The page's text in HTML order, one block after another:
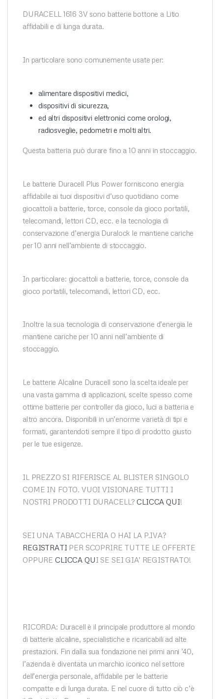
DURACELL 1616 3V sono batterie bottone a Litio
affidabili e di lunga durata.
In particolare sono comunemente usate per:
alimentare dispositivi medici,
dispositivi di sicurezza,
ed altri dispositivi elettronici come orologi,
radiosveglie, pedometri e molti altri.
Questa batteria può durare fino a 10 anni in stoccaggio.
Le batterie Duracell Plus Power forniscono energia
affidabile ai tuoi dispositivi d’uso quotidiano come
giocattoli a batterie, torce, console da gioco portatili,
telecomandi, lettori CD, ecc. e la tecnologia di
conservazione d’energia Duralock le mantiene cariche
per 10 anni nell’ambiente di stoccaggio.
In particolare: giocattoli a batterie, torce, console da
gioco portatili, telecomandi, lettori CD, ecc.
Inoltre la sua tecnologia di conservazione d’energia le
mantiene cariche per 10 anni nell’ambiente di
stoccaggio.
Le batterie Alcaline Duracell sono la scelta ideale per
una vasta gamma di applicazioni, scelte spesso come
ottime batterie per controller da gioco, luci a batteria e
altro ancora. Disponibili in un’enorme varietà di tipi e
formati, garantendoti sempre il tipo di prodotto giusto
per le tue esigenze.
IL PREZZO SI RIFERISCE AL BLISTER SINGOLO
COME IN FOTO. VUOI VISIONARE TUTTI I
NOSTRI PRODOTTI DURACELL?CLICCA QUI!
SEI UNA TABACCHERIA O HAI LA P.IVA?
REGISTRATI PER SCOPRIRE TUTTE LE OFFERTE
OPPURE CLICCA QUI SE SEI GIA’ REGISTRATO!
RICORDA: Duracell è il principale produttore al mondo
di batterie alcaline, specialistiche e ricaricabili ad alte
prestazioni. Fin dalla sua fondazione nei primi anni ’40,
l’azienda è diventata un marchio iconico nel settore
dell’energia personale, affidabile per le batterie
compatte e di lunga durata. E nel cuore di tutto ciò c’è